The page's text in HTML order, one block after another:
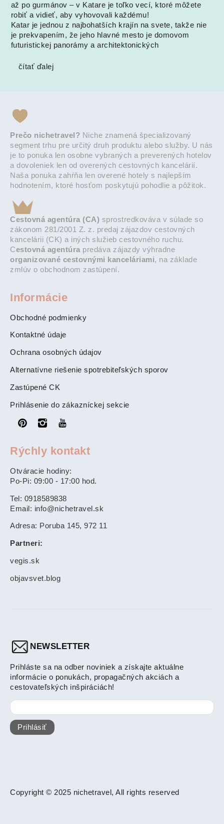
až po gurmánov – v Katare je toľko vecí, ktoré môžete
robiť a vidieť, aby vyhovovali každému!
Katar je jednou z najbohatších krajín na svete, takže nie
je prekvapením, že jeho hlavné mesto je domovom
futuristickej panorámy a architektonických
čítať ďalej
Prečo nichetravel? Niche znamená špecializovaný
segment trhu pre určitý druh produktu alebo služby. U nás
je to ponuka len osobne vybraných a preverených hotelov
a dovoleniek len od overených cestovných kancelárií.
Naša ponuka zahŕňa len overené hotely s najlepším
hodnotením, ktoré hosťom poskytujú pohodlie a pôžitok.
Cestovná agentúra (CA) sprostredkováva v súlade so
zákonom 281/2001 Z. z. predaj zájazdov cestovných
kancelárii (CK) a iných služieb cestovného ruchu.
Cestovná agentúra predáva zájazdy výhradne
organizované cestovnými kanceláriami, na základe
zmlúv o obchodnom zastúpení.
Informácie
Obchodné podmienky
Kontaktné údaje
Ochrana osobných údajov
Alternatívne riešenie spotrebiteľských sporov
Zastúpené CK
Prihlásenie do zákazníckej sekcie
Rýchly kontakt
Otváracie hodiny:
Po-Pi: 09:00 - 17:00 hod.
Tel: 0918589838
Email: info@nichetravel.sk
Adresa: Poruba 145, 972 11
Partneri:
vegis.sk
objavsvet.blog
NEWSLETTER
Prihláste sa na odber noviniek a získajte aktuálne
informácie o ponukách, propagačných akciách a
cestovateľských inšpiráciách!
Prihlásiť
Copyright © 2025 nichetravel, All rights reserved